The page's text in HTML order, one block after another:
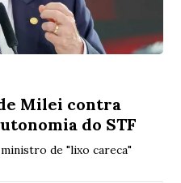
Milei contra
do STF
de "lixo careca"